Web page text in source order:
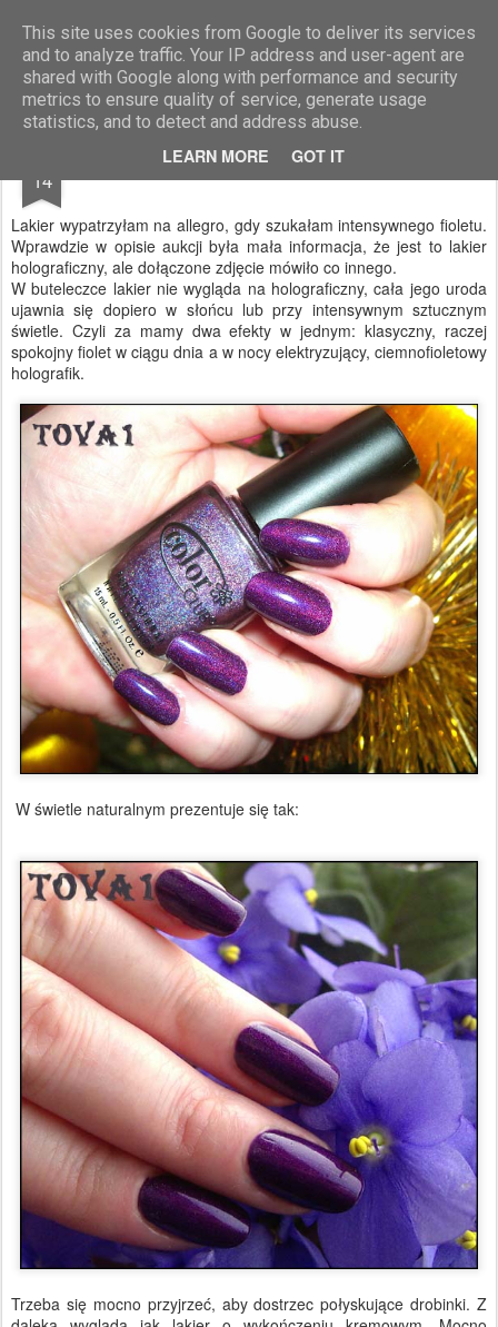
This site uses cookies from Google to deliver its services
and to analyze traffic. Your IP address and user-agent are
shared with Google along with performance and security
metrics to ensure quality of service, generate usage
statistics, and to detect and address abuse.
LEARN MORE GOT IT
Blog Moniszona
14 Lakier Color Club Wild At Heart
Lakier wypatrzyłam na allegro, gdy szukałam intensywnego fioletu.
Wprawdzie w opisie aukcji była mała informacja, że jest to lakier
holograficzny, ale dołączone zdjęcie mówiło co innego.
W buteleczce lakier nie wygląda na holograficzny, cała jego uroda
ujawnia się dopiero w słońcu lub przy intensywnym sztucznym
świetle. Czyli za mamy dwa efekty w jednym: klasyczny, raczej
spokojny fiolet w ciągu dnia a w nocy elektryzujący, ciemnofioletowy
holografik.
W świetle naturalnym prezentuje się tak:
Trzeba się mocno przyjrzeć, aby dostrzec połyskujące drobinki. Z